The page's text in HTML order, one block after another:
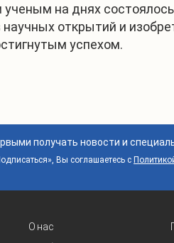
на днях
открытий и
успехом.
получать новости и
Вы соглашаетесь с
О нас